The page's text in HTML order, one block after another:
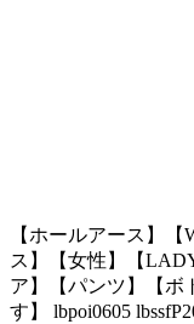
【ホールアース】【
ス】【女性】【
ア】【パンツ】【ボ
す】 lbpoi0605